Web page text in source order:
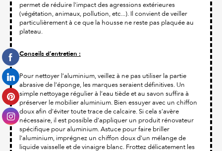
permet de réduire l'impact des agressions extérieures
(végétation, animaux, pollution, etc...). Il convient de veiller
particulièrement à ce que la housse ne reste pas plaquée au
plateau.
Conseils d’entretien :
Pour nettoyer l’aluminium, veillez à ne pas utiliser la partie
abrasive de l’éponge, les marques seraient définitives. Un
simple nettoyage régulier à l’eau tiède et au savon suffira à
préserver le mobilier aluminium. Bien essuyer avec un chiffon
doux afin d’éviter toute trace de calcaire. Si cela s’avère
nécessaire, il est possible d’appliquer un produit rénovateur
spécifique pour aluminium. Astuce pour faire briller
l’aluminium, imprégnez un chiffon doux d’un mélange de
liquide vaisselle et de vinaigre blanc. Frottez délicatement les